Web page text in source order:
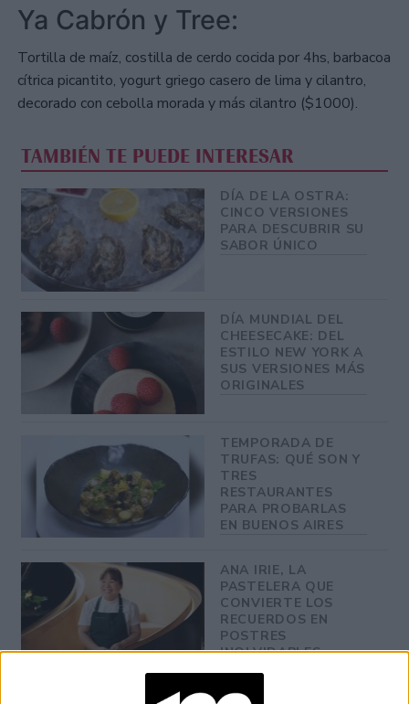
Ya Cabrón y Tree:
Tortilla de maíz, costilla de cerdo cocida por 4hs, barbacoa
cítrica picantito, yogurt griego casero de lima y cilantro,
decorado con cebolla morada y más cilantro ($1000).
TAMBIÉN TE PUEDE INTERESAR
DÍA DE LA OSTRA:
CINCO VERSIONES
PARA DESCUBRIR SU
SABOR ÚNICO
DÍA MUNDIAL DEL
CHEESECAKE: DEL
ESTILO NEW YORK A
SUS VERSIONES MÁS
ORIGINALES
TEMPORADA DE
TRUFAS: QUÉ SON Y
TRES
RESTAURANTES
PARA PROBARLAS
EN BUENOS AIRES
ANA IRIE, LA
PASTELERA QUE
CONVIERTE LOS
RECUERDOS EN
POSTRES
INOLVIDABLES: